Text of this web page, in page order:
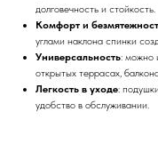
долговечность и стойкость.
Комфорт и
углами наклона спинки
Универсальность: можно
открытых террасах,
Легкость в уходе:
удобство в обслуживании.